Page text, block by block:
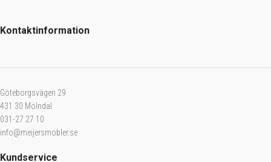
Kontaktinformation
Göteborgsvägen 29
431 30 Mölndal
031-27 27 10
info@meijersmobler.se
Kundservice